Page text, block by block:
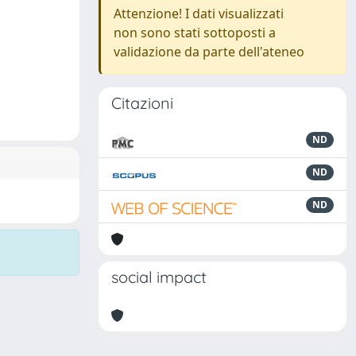
Attenzione! I dati visualizzati
non sono stati sottoposti a
validazione da parte dell'ateneo
Citazioni
ND
ND
ND
social impact